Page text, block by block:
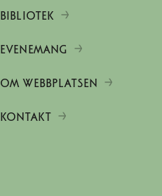
BIBLIOTEK
EVENEMANG
OM WEBBPLATSEN
KONTAKT